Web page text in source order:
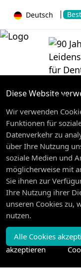
Deutsch
Diese Website
Wir verwenden
Funktionen für
Datenverkehr zu
über Ihre Nutzung
soziale Medien und
möglicherweise mit
Sie ihnen zur
Ihre Nutzung ihrer
unseren Cookies zu,
nutzen.
Alle Cookies
akzeptieren